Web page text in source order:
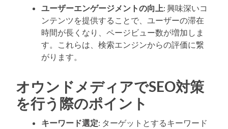
ユーザーエンゲージメントの向上: 興味深いコ
ンテンツを提供することで、ユーザーの滞在
時間が長くなり、ページビュー数が増加しま
す。これらは、検索エンジンからの評価に繋
がります。
オウンドメディアでSEO対策
を行う際のポイント
キーワード選定: ターゲットとするキーワード